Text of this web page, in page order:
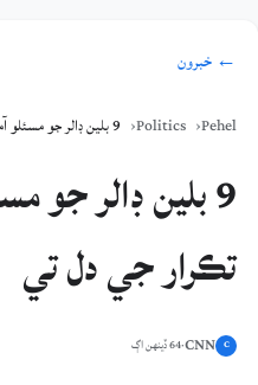
← خبرون
Pehel
Politics 9 بلين ڊالر جو مسئلو آمريڪا-ڪيوبا تڪرار جي دل تي
9 بلين ڊالر جو
تڪرار جي دل تي
C
CNN
·64 ڏينهن اڳ